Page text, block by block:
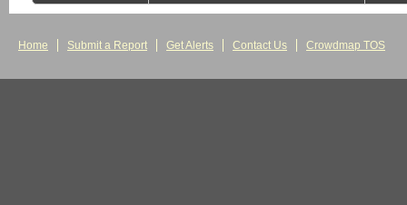
Home Submit a Report Get Alerts Contact Us Crowdmap TOS